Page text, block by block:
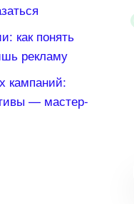
как понять
рекламу
кампаний:
— мастер-